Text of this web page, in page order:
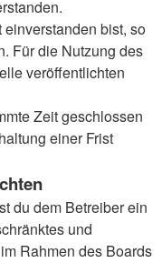
bist, so
Für die Nutzung des
veröffentlichten
Zeit geschlossen
einer Frist
du dem Betreiber ein
und
Rahmen des Boards